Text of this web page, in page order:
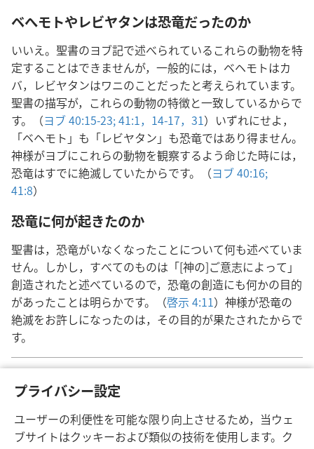
プライバシー設定
ユーザーの利便性を可能な限り向上させるため，当ウェ
ブサイトはクッキーおよび類似の技術を使用します。ク
ベへモトやレビヤタンは恐竜だったのか
いいえ。聖書のヨブ記で述べられているこれらの動物を特
定することはできませんが，一般的には，ベヘモトはカ
バ，レビヤタンはワニのことだったと考えられています。
聖書の描写が，これらの動物の特徴と一致しているからで
す。（ヨブ 40:15-23;41:1， 14-17， 31）いずれにせよ，
「ベヘモト」も「レビヤタン」も恐竜ではあり得ません。
神様がヨブにこれらの動物を観察するよう命じた時には，
恐竜はすでに絶滅していたからです。（ヨブ 40:16;
41:8）
恐竜に何が起きたのか
聖書は，恐竜がいなくなったことについて何も述べていま
せん。しかし，すべてのものは「[神の]ご意志によって」
創造されたと述べているので，恐竜の創造にも何かの目的
があったことは明らかです。（啓示 4:11）神様が恐竜の
絶滅をお許しになったのは，その目的が果たされたからで
す。
時期は多種多様な恐竜が存在していたことも分かります。
b 聖書中の 「日」という語は，何千年にもわたる長い期間を指すこと
があります。（創世記 1:31;2:1-4。ヘブライ 4:4， 11 ）